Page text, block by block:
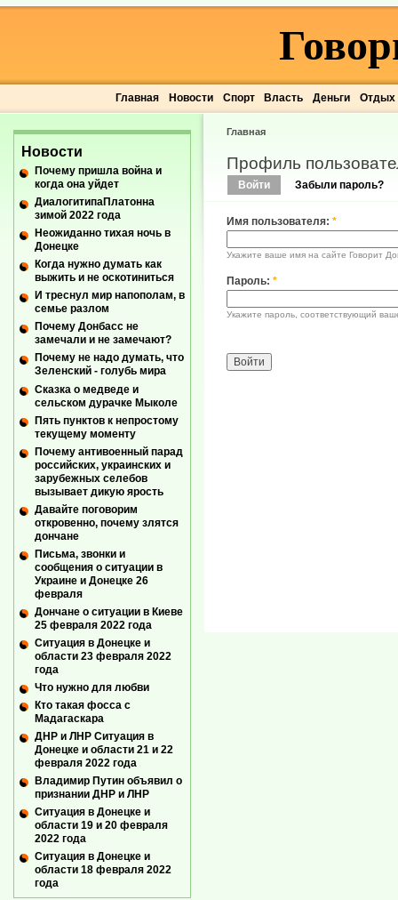
Главная Новости Спорт Власть Деньги Отдых
Главная
Профиль
Войти Забыли пароль?
Имя пользователя: *
Укажите ваше имя на сайте Говорит
Пароль: *
Укажите пароль, соответствующий
Новости
Почему пришла война и
когда она уйдет
ДиалогитипаПлатонна
зимой 2022 года
Неожиданно тихая ночь в
Донецке
Когда нужно думать как
выжить и не оскотиниться
И треснул мир напополам, в
семье разлом
Почему Донбасс не
замечали и не замечают?
Почему не надо думать, что
Зеленский - голубь мира
Сказка о медведе и
сельском дурачке Мыколе
Пять пунктов к непростому
текущему моменту
Почему антивоенный парад
российских, украинских и
зарубежных селебов
вызывает дикую ярость
Давайте поговорим
откровенно, почему злятся
дончане
Письма, звонки и
сообщения о ситуации в
Украине и Донецке 26
февраля
Дончане о ситуации в Киеве
25 февраля 2022 года
Ситуация в Донецке и
области 23 февраля 2022
года
Что нужно для любви
Кто такая фосса с
Мадагаскара
ДНР и ЛНР Ситуация в
Донецке и области 21 и 22
февраля 2022 года
Владимир Путин объявил о
признании ДНР и ЛНР
Ситуация в Донецке и
области 19 и 20 февраля
2022 года
Ситуация в Донецке и
области 18 февраля 2022
года